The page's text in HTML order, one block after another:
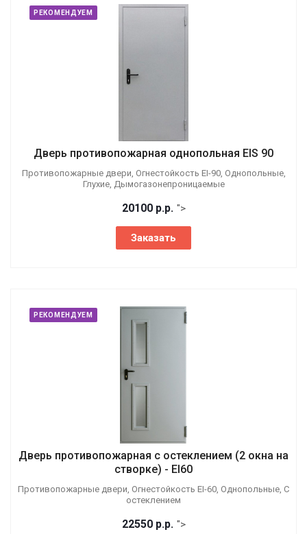
РЕКОМЕНДУЕМ
Дверь противопожарная однопольная EIS 90
Противопожарные двери, Огнестойкость EI-90, Однопольные,
Глухие, Дымогазонепроницаемые
20100 р.р. ">
Заказать
РЕКОМЕНДУЕМ
Дверь противопожарная с остеклением (2 окна на
створке) - EI60
Противопожарные двери, Огнестойкость EI-60, Однопольные, С
остеклением
22550 р.р. ">